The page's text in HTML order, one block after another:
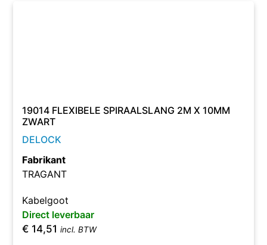
19014 FLEXIBELE SPIRAALSLANG 2M X 10MM
ZWART
DELOCK
Fabrikant
TRAGANT
Kabelgoot
Direct leverbaar
€ 14,51 incl. BTW